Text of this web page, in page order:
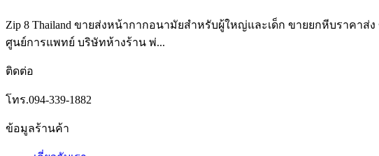
Zip 8 Thailand ขายส่งหน้ากากอนามัยสำหรับผู้ใหญ่และเด็ก ขายยกหีบราคา
ศูนย์การแพทย์ บริษัทห้างร้าน พ่...
ติดต่อ
โทร.094-339-1882
ข้อมูลร้านค้า